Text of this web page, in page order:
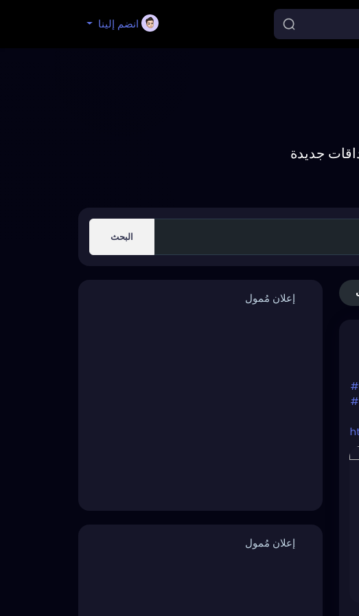
انضم إلينا
جديدة
البحث
إعلان مُمول
إعلان مُمول